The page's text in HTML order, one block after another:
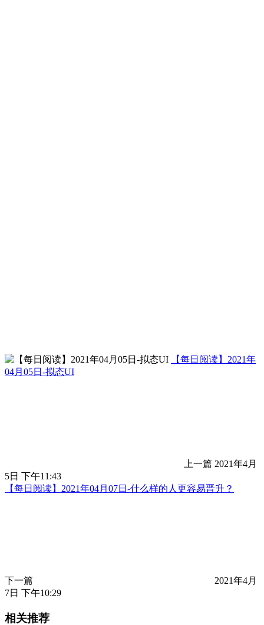
【每日阅读】2021年
04月05日-拟态UI
上一篇 2021年4月
5日 下午11:43
【每日阅读】2021年04月07日-什么样的人更容易晋升？
下一篇
2021年4月
7日 下午10:29
相关推荐